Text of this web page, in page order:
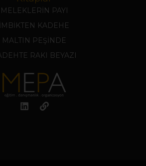
MELEKLERİN PAYI
İMBİKTEN KADEHE
MALTIN PEŞİNDE
RAKI BEYAZI